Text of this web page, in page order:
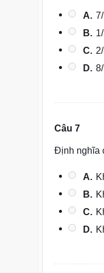
A.
B.
C.
D.
Câu 7
Định nghĩa
A.
B.
C.
D.